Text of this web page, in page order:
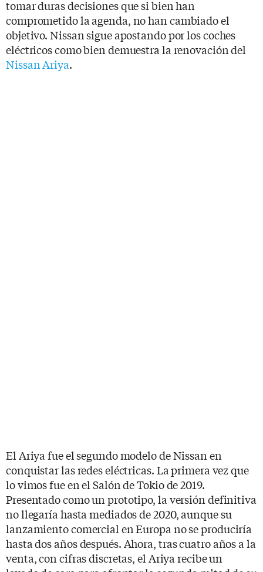
tomar duras decisiones que si bien han
comprometido la agenda, no han cambiado el
objetivo. Nissan sigue apostando por los coches
eléctricos como bien demuestra la renovación del
Nissan Ariya.
El Ariya fue el segundo modelo de Nissan en
conquistar las redes eléctricas. La primera vez que
lo vimos fue en el Salón de Tokio de 2019.
Presentado como un prototipo, la versión definitiva
no llegaría hasta mediados de 2020, aunque su
lanzamiento comercial en Europa no se produciría
hasta dos años después. Ahora, tras cuatro años a la
venta, con cifras discretas, el Ariya recibe un